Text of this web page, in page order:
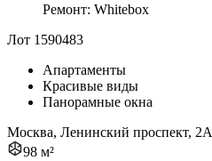
Ремонт: Whitebox
Лот 1590483
Апартаменты
Красивые виды
Панорамные окна
Москва, Ленинский проспект, 2А
98 м²